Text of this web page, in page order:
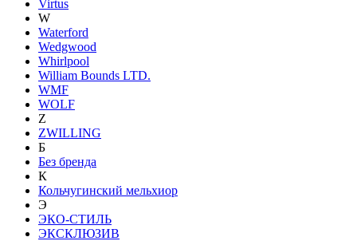
Virtus
W
Waterford
Wedgwood
Whirlpool
William Bounds LTD.
WMF
WOLF
Z
ZWILLING
Б
Без бренда
К
Кольчугинский мельхиор
Э
ЭКО-СТИЛЬ
ЭКСКЛЮЗИВ